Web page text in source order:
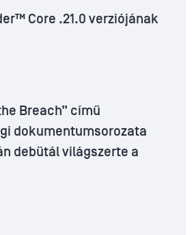
Core .21.0 verziójának
Breach” című
dokumentumsorozata
debütál világszerte a